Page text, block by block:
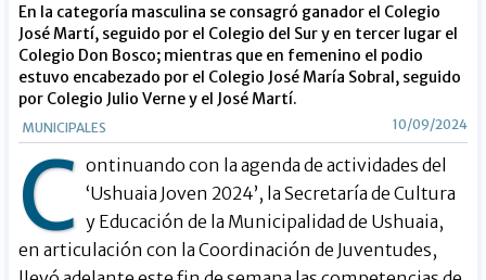
En la categoría masculina se consagró ganador el Colegio
José Martí, seguido por el Colegio del Sur y en tercer lugar el
Colegio Don Bosco; mientras que en femenino el podio
estuvo encabezado por el Colegio José María Sobral, seguido
por Colegio Julio Verne y el José Martí.
MUNICIPALES 10/09/2024
C ontinuando con la agenda de actividades del
‘Ushuaia Joven 2024’, la Secretaría de Cultura
y Educación de la Municipalidad de Ushuaia,
en articulación con la Coordinación de Juventudes,